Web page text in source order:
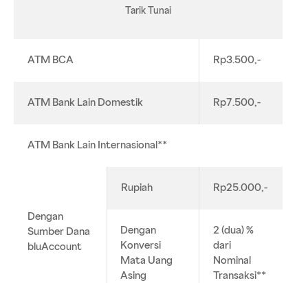
Tarik Tunai
ATM BCA Rp3.500,-
ATM Bank Lain Domestik Rp7.500,-
ATM Bank Lain Internasional**
Dengan
Sumber Dana
bluAccount
Rupiah Rp25.000,-
Dengan
Konversi
Mata Uang
Asing
2 (dua) %
dari
Nominal
Transaksi**